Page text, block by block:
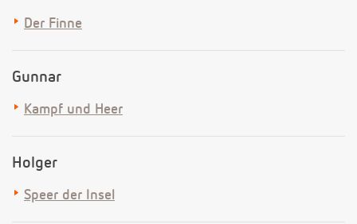
Der Finne
Gunnar
Kampf und Heer
Holger
Speer der Insel